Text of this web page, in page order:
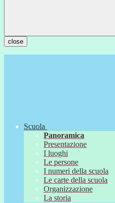
close
Scuola
Panoramica
Presentazione
I luoghi
Le persone
I numeri della scuola
Le carte della scuola
Organizzazione
La storia